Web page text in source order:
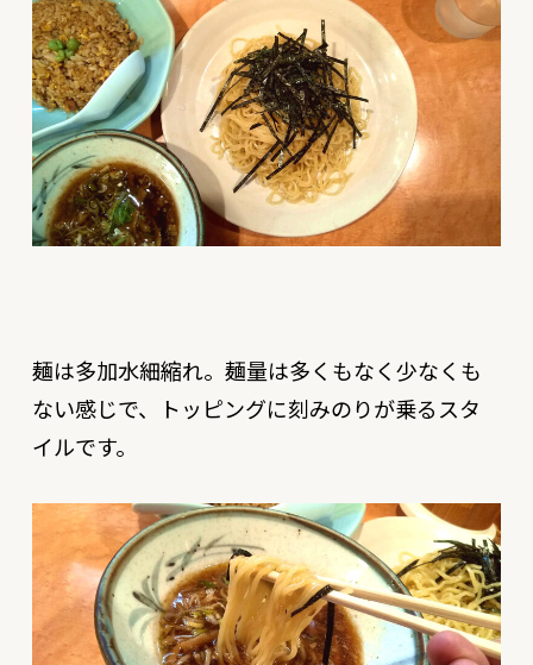
麺は多加水細縮れ。麺量は多くもなく少なくも
ない感じで、トッピングに刻みのりが乗るスタ
イルです。